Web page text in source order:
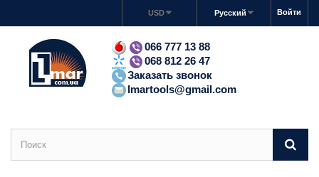
Войти
Русский
USD
066 777 13 88
068 812 26 47
Заказать звонок
lmartools@gmail.com